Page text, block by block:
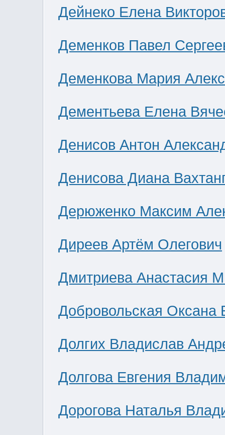
Дейнеко Елена
Деменков Павел
Деменкова Мария
Дементьева Елена
Денисов Антон
Денисова Диана
Дерюженко Максим
Диреев Артём Олегович
Дмитриева Анастасия
Добровольская Оксана
Долгих Владислав
Долгова Евгения
Дорогова Наталья